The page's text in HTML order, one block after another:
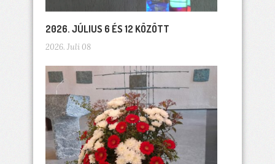
2026. JÚLIUS 6 ÉS 12 KÖZÖTT
2026. Juli 08